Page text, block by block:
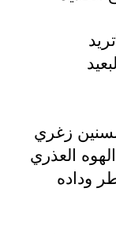
زغري
العذري
وداده